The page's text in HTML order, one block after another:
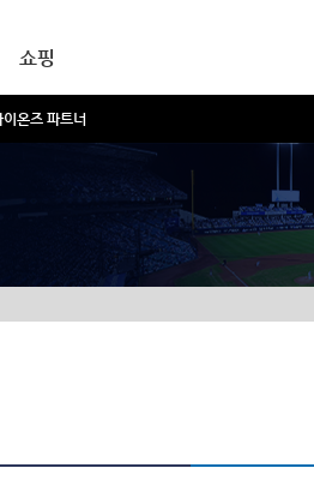
이온즈 파트너
쇼핑